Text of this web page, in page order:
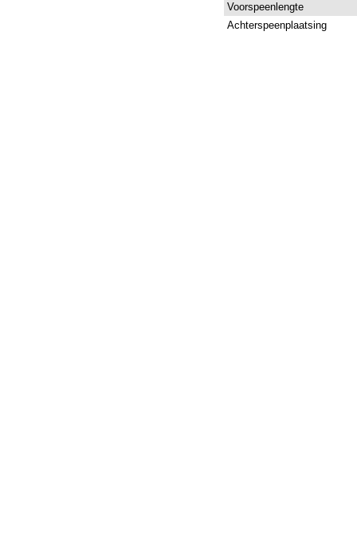
Voorspeenlengte
Achterspeenplaatsing